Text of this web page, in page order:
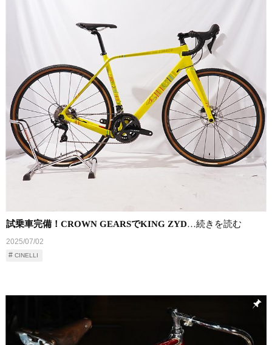
試乗車完備！CROWN GEARSでKING ZYD…続きを読む
2025/07/02
CINELLI